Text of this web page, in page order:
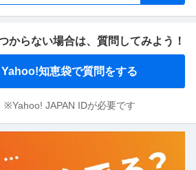
からない場合は、 質問してみよう！
Yahoo!知恵袋で質問をする
※Yahoo! JAPAN IDが必要です